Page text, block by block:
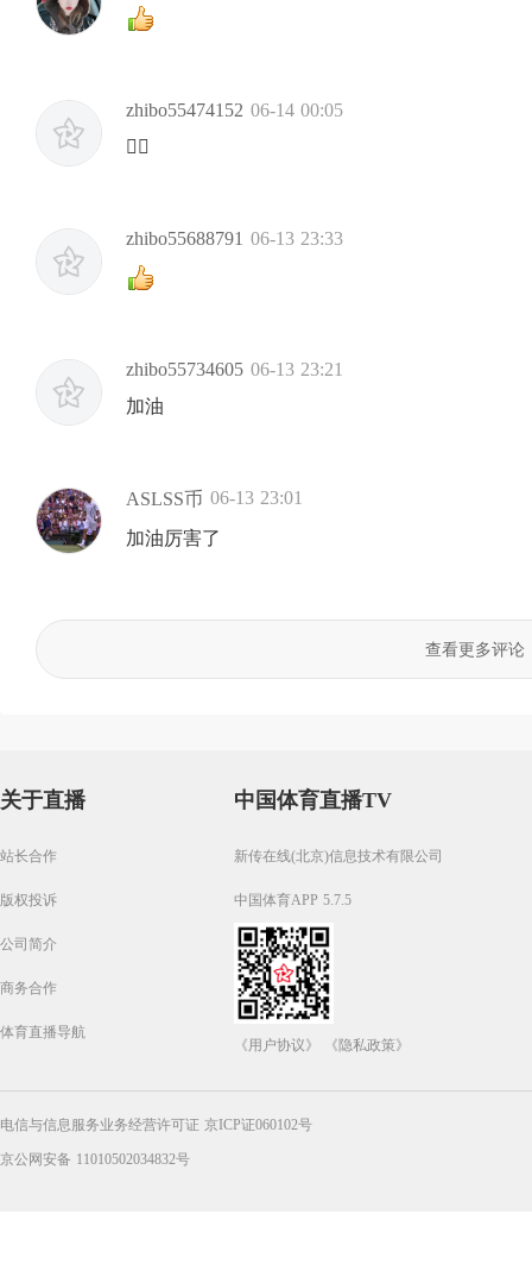
zhibo55474152 06-14 00:05
👍🏻
zhibo55688791 06-13 23:33
zhibo55734605 06-13 23:21
加油
ASLSS币 06-13 23:01
加油厉害了
查看更多评论
关于直播
站长合作
版权投诉
公司简介
商务合作
体育直播导航
中国体育直播TV
新传在线(北京)信息技术有限公司
中国体育APP 5.7.5
《用户协议》 《隐私政策》
电信与信息服务业务经营许可证 京ICP证060102号
京公网安备 11010502034832号